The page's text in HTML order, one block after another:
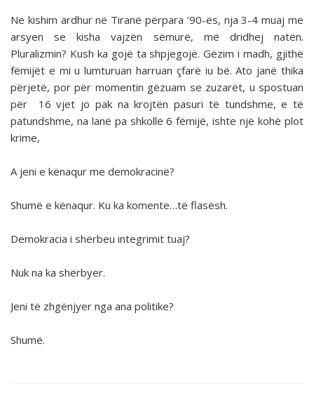
Ne kishim ardhur në Tiranë përpara ’90-ës, nja 3-4 muaj me
arsyen se kisha vajzën sëmurë, më dridhej natën.
Pluralizmin? Kush ka gojë ta shpjegojë. Gëzim i madh, gjithë
fëmijët e mi u lumturuan harruan çfarë iu bë. Ato janë thika
përjetë, por për momentin gëzuam se zuzarët, u spostuan
për 16 vjet jo pak na krojtën pasuri të tundshme, e të
patundshme, na lanë pa shkollë 6 fëmijë, ishte një kohë plot
krime,
A jeni e kënaqur me demokracinë?
Shumë e kënaqur. Ku ka komente…të flasësh.
Demokracia i shërbeu integrimit tuaj?
Nuk na ka shërbyer.
Jeni të zhgënjyer nga ana politike?
Shumë.